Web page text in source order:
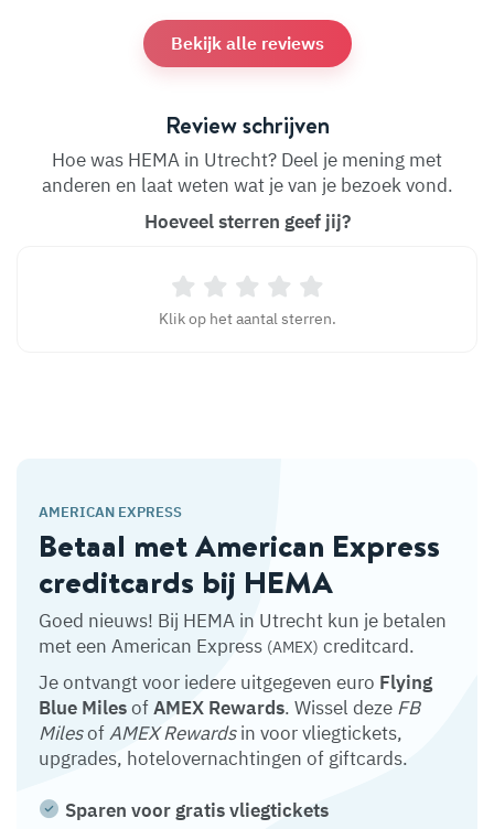
Bekijk alle reviews
Review schrijven
Hoe was HEMA in Utrecht? Deel je mening met
anderen en laat weten wat je van je bezoek vond.
Hoeveel sterren geef jij?
Klik op het aantal sterren.
AMERICAN EXPRESS
Betaal met American Express
creditcards bij HEMA
Goed nieuws! Bij HEMA in Utrecht kun je betalen
met een American Express (AMEX) creditcard.
Je ontvangt voor iedere uitgegeven euro Flying
Blue MilesofAMEX Rewards. Wissel deze FB
MilesofAMEX Rewardsin voor vliegtickets,
upgrades, hotelovernachtingen of giftcards.
Sparen voor gratis vliegtickets